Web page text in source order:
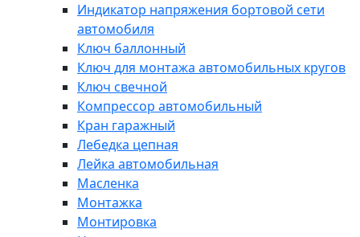
Индикатор напряжения бортовой сети
автомобиля
Ключ баллонный
Ключ для монтажа автомобильных кругов
Ключ свечной
Компрессор автомобильный
Кран гаражный
Лебедка цепная
Лейка автомобильная
Масленка
Монтажка
Монтировка